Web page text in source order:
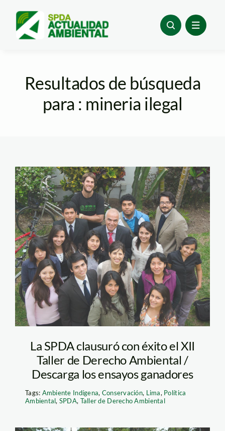
content
Resultados de búsqueda
para : mineria ilegal
taller de derecho
ambiental spda 2
La SPDA clausuró con éxito el XII
Taller de Derecho Ambiental /
Descarga los ensayos ganadores
Tags: Ambiente Indígena, Conservación, Lima, Política
Ambiental, SPDA, Taller de Derecho Ambiental